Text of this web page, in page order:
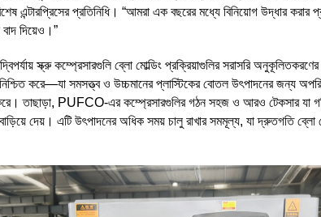
এন্টারপ্রিসের প্রতিনিধি। “আমরা এক বছরের মধ্যে বিনিয়োগ উদ্ধার করার
দিয়েও।”
স্ক্রু কম্প্রেসারগুলি ব্লো মোল্ডিং প্রক্রিয়াগুলির সরাসরি
করে—যা সমসত্ত্ব ও উচ্চমানের প্লাস্টিকের বোতল উৎপাদনের জন্য
করে। তাছাড়া, PUFCO-এর কম্প্রেসারগুলির গঠন সহজ ও আরও টেকসার যা
দেয়। এটি উৎপাদনের অধিক সময় চালু রাখার সমমূল্য, যা দ্রুতগতি ব্লো